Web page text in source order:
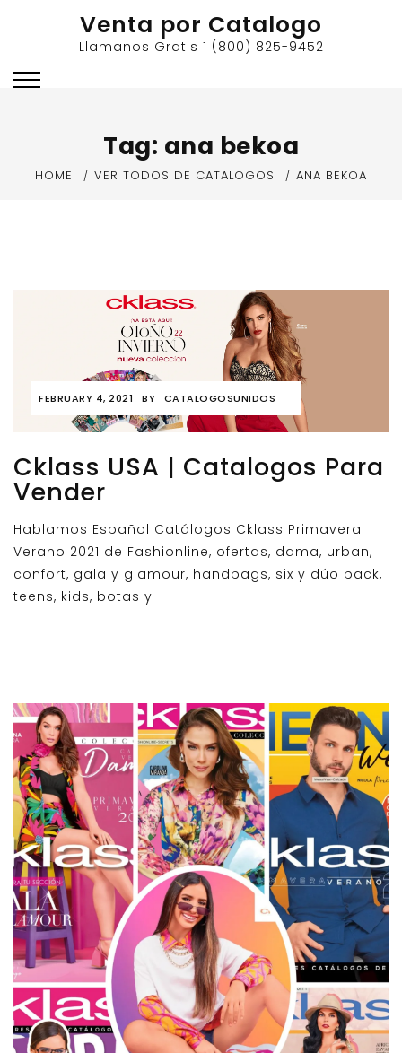
Venta por Catalogo
Llamanos Gratis 1 (800) 825-9452
Tag: ana bekoa
HOME VER TODOS DE CATALOGOS ANA BEKOA
FEBRUARY 4, 2021 BY CATALOGOSUNIDOS
Cklass USA | Catalogos Para
Vender
Hablamos Español Catálogos Cklass Primavera
Verano 2021 de Fashionline, ofertas, dama, urban,
confort, gala y glamour, handbags, six y dúo pack,
teens, kids, botas y